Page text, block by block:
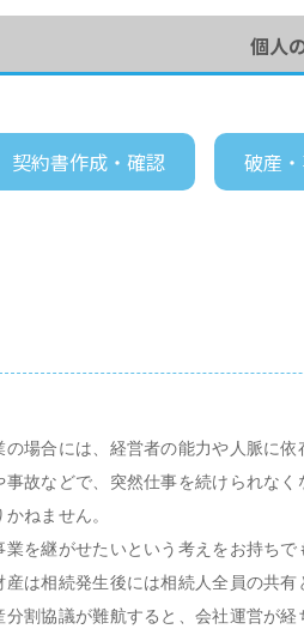
個人
契約書作成・確認 破産
場合には、経営者の能力や人脈に
事故などで、突然仕事を続けられな
ねません。
業を継がせたいという考えをお持ち
産は相続発生後には相続人全員の共
分割協議が難航すると、会社運営が